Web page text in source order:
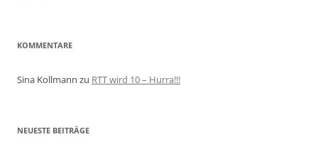
KOMMENTARE
Sina Kollmann zu RTT wird 10 – Hurra!!!
NEUESTE BEITRÄGE